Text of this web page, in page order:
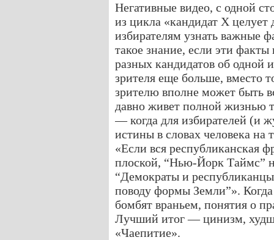
Негативные видео, с одной
из цикла «кандидат Х
избирателям узнать важные
такое знание, если эти
разных кандидатов об одной
зрителя еще больше, вместо
зрителю вполне может быть
давно живет полной жизнью
— когда для избирателей (и
истины в словах человека на
«Если вся республиканская
плоской, “Нью-Йорк Таймс”
“Демократы и
поводу формы Земли”».
бомбят враньем, понятия о
Лучший итог — цинизм,
«Чаепитие».